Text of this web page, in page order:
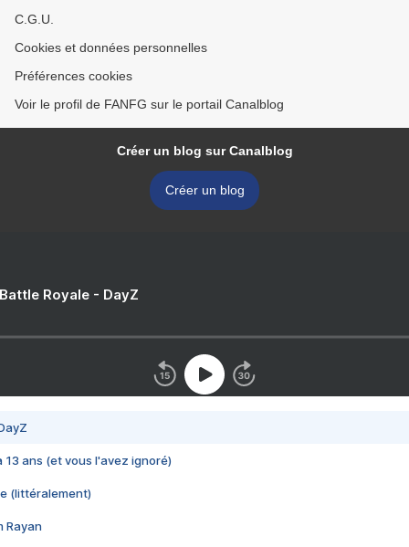
C.G.U.
Cookies et données personnelles
Préférences cookies
Voir le profil de FANFG sur le portail Canalblog
Créer un blog sur Canalblog
Créer un blog
Royale - DayZ
13 ans (et vous l'avez ignoré)
(littéralement)
Rayan